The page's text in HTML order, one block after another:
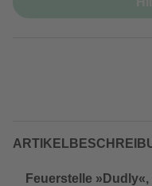
Feuerstelle